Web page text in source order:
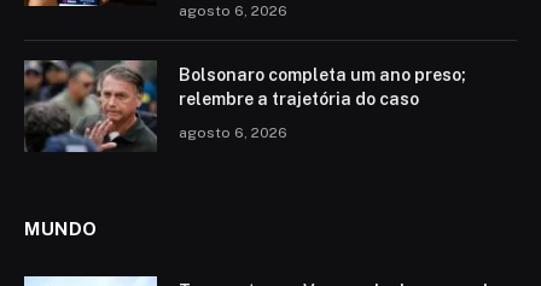
agosto 6, 2026
Bolsonaro completa um ano preso;
relembre a trajetória do caso
agosto 6, 2026
MUNDO